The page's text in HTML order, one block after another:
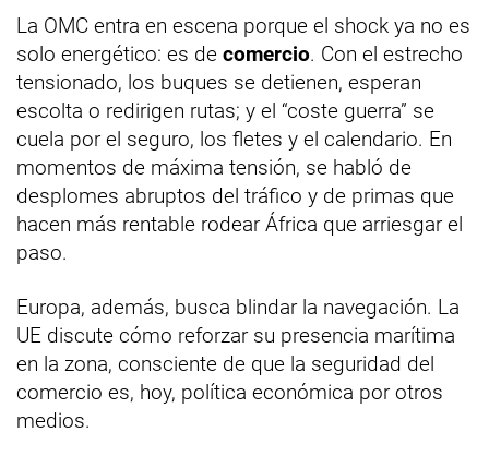
La OMC entra en escena porque el shock ya no es
solo energético: es de comercio. Con el estrecho
tensionado, los buques se detienen, esperan
escolta o redirigen rutas; y el “coste guerra” se
cuela por el seguro, los fletes y el calendario. En
momentos de máxima tensión, se habló de
desplomes abruptos del tráfico y de primas que
hacen más rentable rodear África que arriesgar el
paso.
Europa, además, busca blindar la navegación. La
UE discute cómo reforzar su presencia marítima
en la zona, consciente de que la seguridad del
comercio es, hoy, política económica por otros
medios.